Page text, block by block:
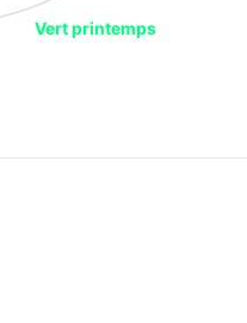
Vert printemps